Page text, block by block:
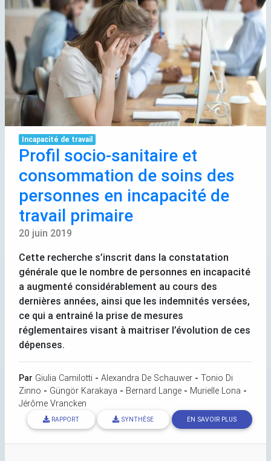
Incapacité de travail
Profil socio-sanitaire et
consommation de soins des
personnes en incapacité de
travail primaire
20 juin 2019
Cette recherche s’inscrit dans la constatation
générale que le nombre de personnes en incapacité
a augmenté considérablement au cours des
dernières années, ainsi que les indemnités versées,
ce qui a entrainé la prise de mesures
réglementaires visant à maitriser l’évolution de ces
dépenses.
Par Giulia Camilotti - Alexandra De Schauwer - Tonio Di
Zinno - Güngör Karakaya - Bernard Lange - Murielle Lona -
Jérôme Vrancken
RAPPORT SYNTHÈSE EN SAVOIR PLUS